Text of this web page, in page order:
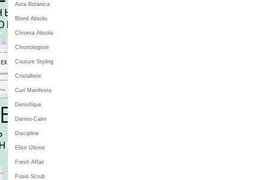
Aura Botanica
Blond Absolu
Chroma Absolu
Chronologiste
Couture Styling
Cristalliste
Curl Manifesto
Densifique
Dermo-Calm
Discipline
Elixir Ultime
Fresh Affair
Fusio Scrub